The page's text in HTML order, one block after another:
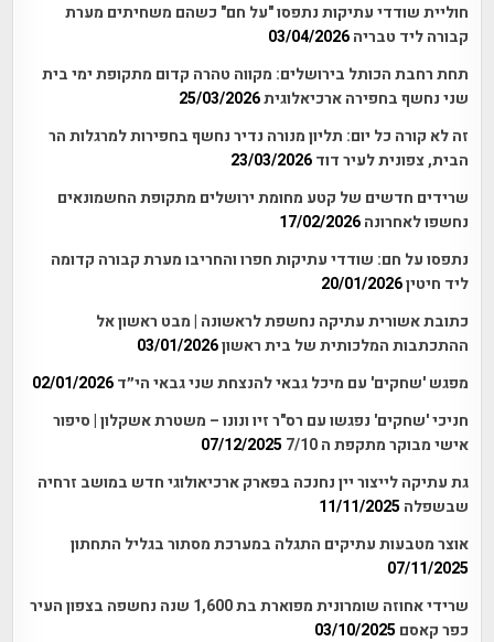
חוליית שודדי עתיקות נתפסו "על חם" כשהם משחיתים מערת
קבורה ליד טבריה 03/04/2026
תחת רחבת הכותל בירושלים: מקווה טהרה קדום מתקופת ימי בית
שני נחשף בחפירה ארכיאלוגית25/03/2026
זה לא קורה כל יום: תליון מנורה נדיר נחשף בחפירות למרגלות הר
הבית, צפונית לעיר דוד 23/03/2026
שרידים חדשים של קטע מחומת ירושלים מתקופת החשמונאים
נחשפו לאחרונה 17/02/2026
נתפסו על חם: שודדי עתיקות חפרו והחריבו מערת קבורה קדומה
ליד חיטין20/01/2026
כתובת אשורית עתיקה נחשפת לראשונה | מבט ראשון אל
ההתכתבות המלכותית של בית ראשון03/01/2026
מפגש 'שחקים' עם מיכל גבאי להנצחת שני גבאי הי״ד 02/01/2026
חניכי 'שחקים' נפגשו עם רס"ר זיו ונונו – משטרת אשקלון | סיפור
אישי מבוקר מתקפת ה 7/10
07/12/2025
גת עתיקה לייצור יין נחנכה בפארק ארכיאולוגי חדש במושב זרחיה
שבשפלה 11/11/2025
אוצר מטבעות עתיקים התגלה במערכת מסתור בגליל התחתון
07/11/2025
שרידי אחוזה שומרונית מפוארת בת 1,600 שנה נחשפה בצפון העיר
כפר קאסם 03/10/2025